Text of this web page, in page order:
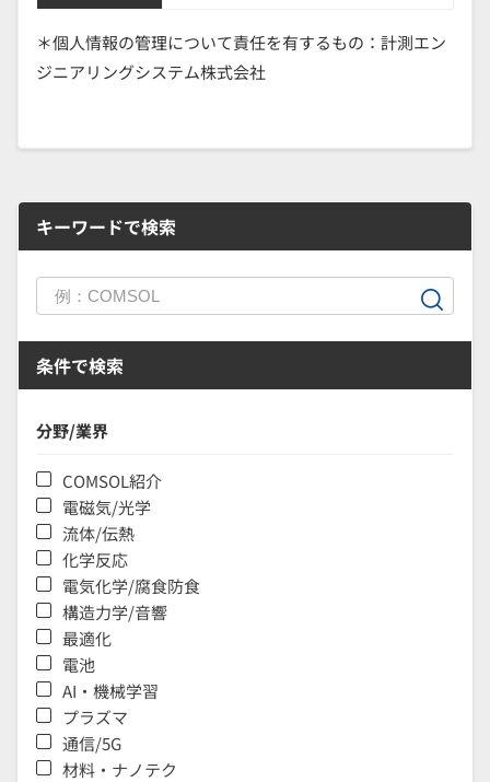
＊個人情報の管理について責任を有するもの：計測エン
ジニアリングシステム株式会社
キーワードで検索
条件で検索
分野/業界
COMSOL紹介
電磁気/光学
流体/伝熱
化学反応
電気化学/腐食防食
構造力学/音響
最適化
電池
AI・機械学習
プラズマ
通信/5G
材料・ナノテク